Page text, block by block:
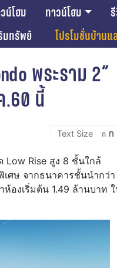
น์โฮม ทาวน์โฮม
มทรัพย์ โปรโมชั่นบ้านแ
พระราม 2”
นี้
ก ก
Low Rise สูง 8 ชั้นใกล้
ศษ จากธนาคารชั้นนำกว่า
ห้องเริ่มต้น 1.49 ล้านบาท